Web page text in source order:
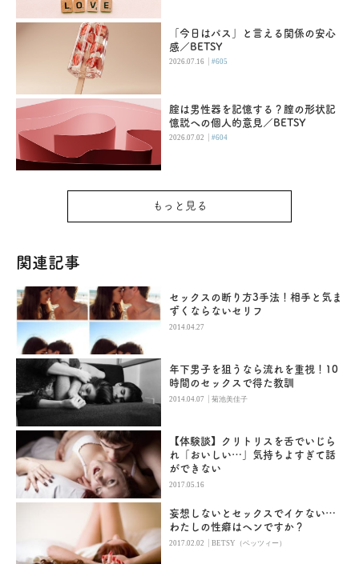
「今日はパス」と言える関係の安心
感／BETSY
2026.07.16 |#605
腟は男性器を記憶する？膣の形状記
憶説への個人的意見／BETSY
2026.07.02 |#604
もっと見る
関連記事
セックスの断り方3手法！相手と気ま
ずくならないセリフ
2014.04.27
年下男子を狙うなら流れを重視！10
時間のセックスで得た教訓
2014.04.07 |菊池美佳子
【体験談】クリトリスを舌でいじら
れ「おいしい…」気持ちよすぎて話
ができない
2017.05.16
妄想しないとセックスでイケない…
わたしの性癖はヘンですか？
2017.02.02 |BETSY（ベッツィー）